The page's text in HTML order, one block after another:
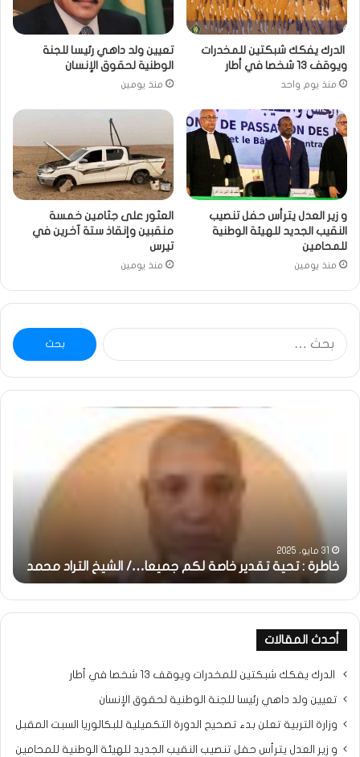
الدرك يفكك شبكتين للمخدرات
ويوقف 13 شخصا في أطار
منذ يوم واحد
تعيين ولد داهي رئيسا للجنة
الوطنية لحقوق الإنسان
منذ يومين
و زير العدل يترأس حفل تنصيب
النقيب الجديد للهيئة الوطنية
للمحامين
منذ يومين
العثور على جثامين خمسة
منقبين وإنقاذ ستة آخرين في
تيرس
منذ يومين
البحث
عن:
التراد
محمد
31 مايو، 2025
خاطرة : تحية تقدير خاصة لكم جميعا…/ الشيخ التراد محمد
أحدث المقالات
الدرك يفكك شبكتين للمخدرات ويوقف 13 شخصا في أطار
تعيين ولد داهي رئيسا للجنة الوطنية لحقوق الإنسان
وزارة التربية تعلن بدء تصحيح الدورة التكميلية للبكالوريا السبت المقبل
و زير العدل يترأس حفل تنصيب النقيب الجديد للهيئة الوطنية للمحامين